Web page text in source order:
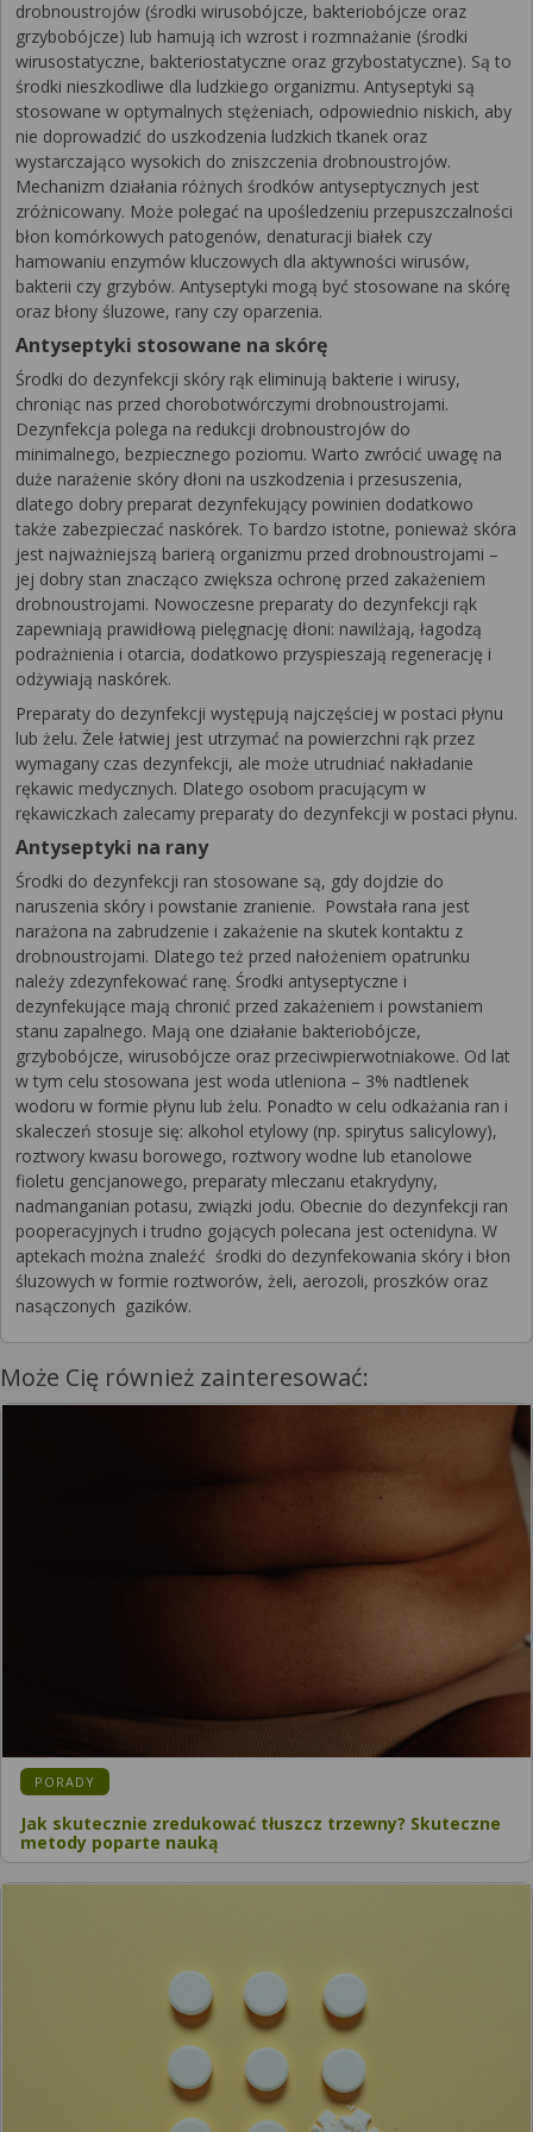
drobnoustrojów (środki wirusobójcze, bakteriobójcze oraz
grzybobójcze) lub hamują ich wzrost i rozmnażanie (środki
wirusostatyczne, bakteriostatyczne oraz grzybostatyczne). Są to
środki nieszkodliwe dla ludzkiego organizmu. Antyseptyki są
stosowane w optymalnych stężeniach, odpowiednio niskich, aby
nie doprowadzić do uszkodzenia ludzkich tkanek oraz
wystarczająco wysokich do zniszczenia drobnoustrojów.
Mechanizm działania różnych środków antyseptycznych jest
zróżnicowany. Może polegać na upośledzeniu przepuszczalności
błon komórkowych patogenów, denaturacji białek czy
hamowaniu enzymów kluczowych dla aktywności wirusów,
bakterii czy grzybów. Antyseptyki mogą być stosowane na skórę
oraz błony śluzowe, rany czy oparzenia.
Antyseptyki stosowane na skórę
Środki do dezynfekcji skóry rąk eliminują bakterie i wirusy,
chroniąc nas przed chorobotwórczymi drobnoustrojami.
Dezynfekcja polega na redukcji drobnoustrojów do
minimalnego, bezpiecznego poziomu. Warto zwrócić uwagę na
duże narażenie skóry dłoni na uszkodzenia i przesuszenia,
dlatego dobry preparat dezynfekujący powinien dodatkowo
także zabezpieczać naskórek. To bardzo istotne, ponieważ skóra
jest najważniejszą barierą organizmu przed drobnoustrojami –
jej dobry stan znacząco zwiększa ochronę przed zakażeniem
drobnoustrojami. Nowoczesne preparaty do dezynfekcji rąk
zapewniają prawidłową pielęgnację dłoni: nawilżają, łagodzą
podrażnienia i otarcia, dodatkowo przyspieszają regenerację i
odżywiają naskórek.
Preparaty do dezynfekcji występują najczęściej w postaci płynu
lub żelu. Żele łatwiej jest utrzymać na powierzchni rąk przez
wymagany czas dezynfekcji, ale może utrudniać nakładanie
rękawic medycznych. Dlatego osobom pracującym w
rękawiczkach zalecamy preparaty do dezynfekcji w postaci płynu.
Antyseptyki na rany
Środki do dezynfekcji ran stosowane są, gdy dojdzie do
naruszenia skóry i powstanie zranienie. Powstała rana jest
narażona na zabrudzenie i zakażenie na skutek kontaktu z
drobnoustrojami. Dlatego też przed nałożeniem opatrunku
należy zdezynfekować ranę. Środki antyseptyczne i
dezynfekujące mają chronić przed zakażeniem i powstaniem
stanu zapalnego. Mają one działanie bakteriobójcze,
grzybobójcze, wirusobójcze oraz przeciwpierwotniakowe. Od lat
w tym celu stosowana jest woda utleniona – 3% nadtlenek
wodoru w formie płynu lub żelu. Ponadto w celu odkażania ran i
skaleczeń stosuje się: alkohol etylowy (np. spirytus salicylowy),
roztwory kwasu borowego, roztwory wodne lub etanolowe
fioletu gencjanowego, preparaty mleczanu etakrydyny,
nadmanganian potasu, związki jodu. Obecnie do dezynfekcji ran
pooperacyjnych i trudno gojących polecana jest octenidyna. W
aptekach można znaleźć środki do dezynfekowania skóry i błon
śluzowych w formie roztworów, żeli, aerozoli, proszków oraz
nasączonych gazików.
Może Cię również zainteresować:
PORADY
Jak skutecznie zredukować tłuszcz trzewny? Skuteczne
metody poparte nauką